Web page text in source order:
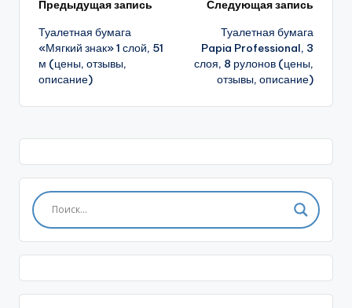
Навигация
записи
Предыдущая запись
Туалетная бумага
«Мягкий знак» 1 слой, 51
м (цены, отзывы,
описание)
Следующая запись
Туалетная бумага
Papia Professional, 3
слоя, 8 рулонов (цены,
отзывы, описание)